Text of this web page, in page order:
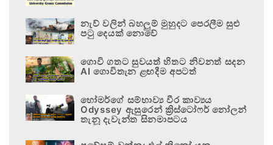
නැව් වලින් බහලුම් මුහුදට පෙරලීම සුළු
පටු දෙයක් නොවේ
ගොවි ගතට සුවයත් හිතට නිවනත් සදන
AI ගොවිතැන ළඟදීම අපටත්
හෝමර්ගේ සම්භාව්‍ය වීර කාව්‍යය
Odyssey ඇසුරෙන් ක්‍රිස්ටෝෆර් නෝලන්
තැනූ දැවැන්ත සිනමාපටය